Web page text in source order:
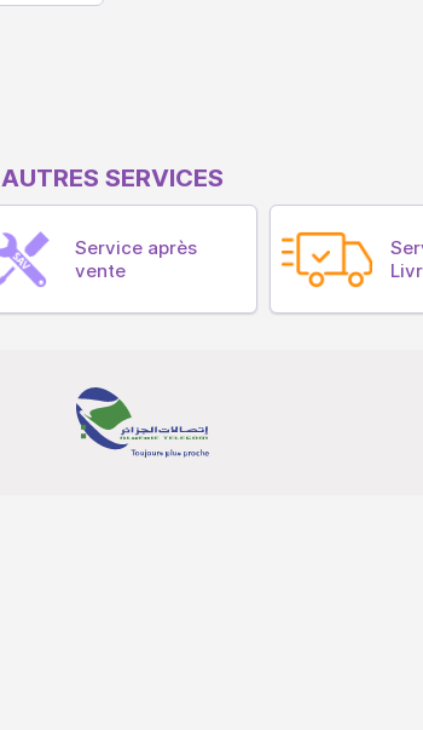
AUTRES SERVICES
Service après
vente